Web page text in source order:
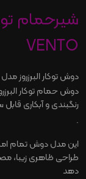
VENTO
دوش توکار البرزروز مدل
دوش حمام توکار
رنگبندی و آبکاری
.
این مدل دوش تمام
طراحی ظاهری زیبا،
دهد